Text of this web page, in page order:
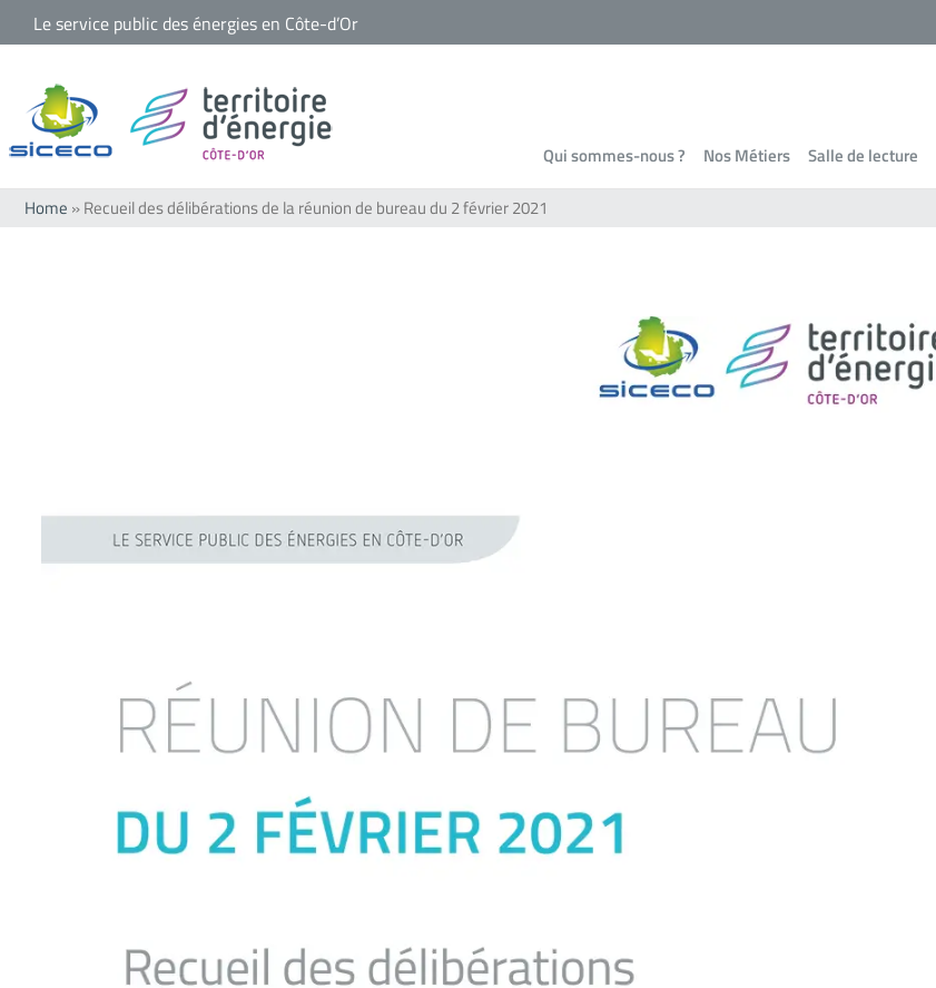
Passer
contenu
Le service public des énergies en Côte-d’Or
Qui sommes-nous ? Nos Métiers Salle de lecture
Home »Recueil des délibérations de la réunion de bureau du 2 février 2021